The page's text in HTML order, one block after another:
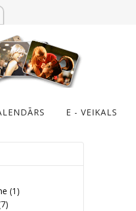
E - VEIKALS
(1)